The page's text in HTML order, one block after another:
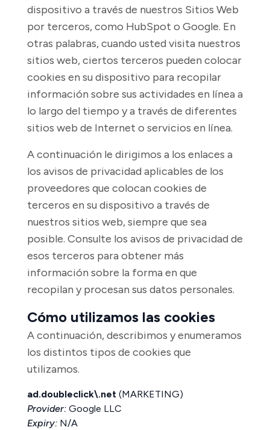
dispositivo a través de nuestros Sitios Web
por terceros, como HubSpot o Google. En
otras palabras, cuando usted visita nuestros
sitios web, ciertos terceros pueden colocar
cookies en su dispositivo para recopilar
información sobre sus actividades en línea a
lo largo del tiempo y a través de diferentes
sitios web de Internet o servicios en línea.
A continuación le dirigimos a los enlaces a
los avisos de privacidad aplicables de los
proveedores que colocan cookies de
terceros en su dispositivo a través de
nuestros sitios web, siempre que sea
posible. Consulte los avisos de privacidad de
esos terceros para obtener más
información sobre la forma en que
recopilan y procesan sus datos personales.
Cómo utilizamos las cookies
A continuación, describimos y enumeramos
los distintos tipos de cookies que
utilizamos.
ad.doubleclick\.net (MARKETING)
Provider: Google LLC
Expiry: N/A